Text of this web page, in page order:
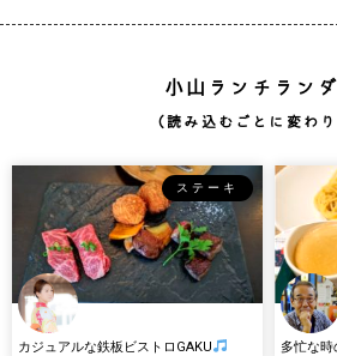
小山ランチラン
（読み込むごとに変わ
ステーキ
カジュアルな鉄板ビストロGAKU 多忙な時